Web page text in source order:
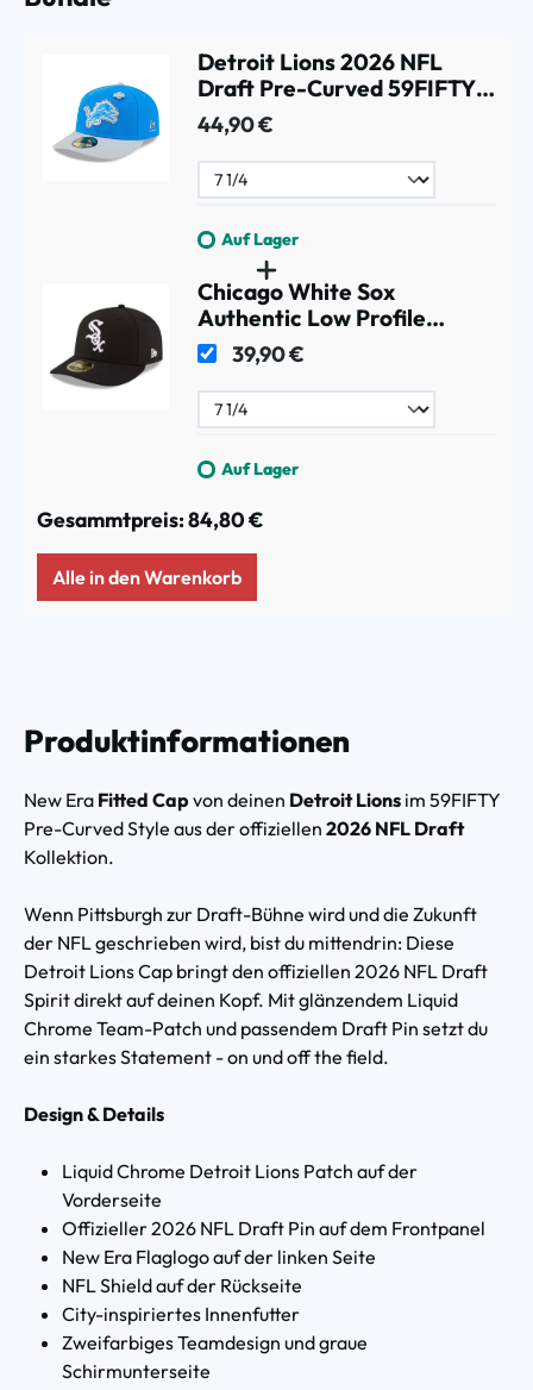
Detroit Lions 2026 NFL
Draft Pre-Curved 59FIFTY
Fitted Cap
44,90 €
Auf Lager
Chicago White Sox
Authentic Low Profile
59FIFTY MLB Cap Game
39,90 €
Auf Lager
Gesammtpreis:84,80 €
Alle in den Warenkorb
Produktinformationen
New Era Fitted Cap von deinen Detroit Lions im 59FIFTY
Pre-Curved Style aus der offiziellen 2026 NFL Draft
Kollektion.
Wenn Pittsburgh zur Draft-Bühne wird und die Zukunft
der NFL geschrieben wird, bist du mittendrin: Diese
Detroit Lions Cap bringt den offiziellen 2026 NFL Draft
Spirit direkt auf deinen Kopf. Mit glänzendem Liquid
Chrome Team-Patch und passendem Draft Pin setzt du
ein starkes Statement - on und off the field.
Design & Details
Liquid Chrome Detroit Lions Patch auf der
Vorderseite
Offizieller 2026 NFL Draft Pin auf dem Frontpanel
New Era Flaglogo auf der linken Seite
NFL Shield auf der Rückseite
City-inspiriertes Innenfutter
Zweifarbiges Teamdesign und graue
Schirmunterseite